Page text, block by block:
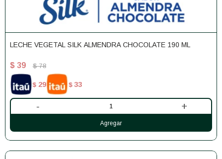
LECHE VEGETAL SILK ALMENDRA CHOCOLATE 190 ML
$ 39 $ 78
$ 29 $ 33
- +